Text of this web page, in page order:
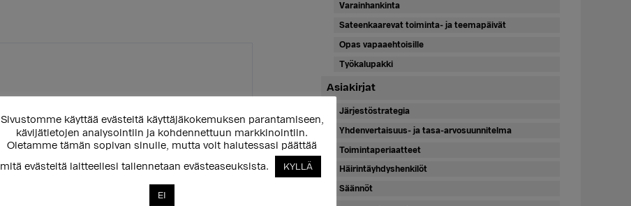
Varainhankinta
Sateenkaarevat toiminta- ja teemapäivät
Opas vapaaehtoisille
Työkalupakki
Asiakirjat
Järjestöstrategia
Yhdenvertaisuus- ja tasa-arvosuunnitelma
Toimintaperiaatteet
Häirintäyhdyshenkilöt
Säännöt
Sivustomme käyttää evästeitä käyttäjäkokemuksen parantamiseen,
kävijätietojen analysointiin ja kohdennettuun markkinointiin.
Oletamme tämän sopivan sinulle, mutta voit halutessasi päättää
mitä evästeitä laitteellesi tallennetaan evästeaseuksista.
KYLLÄ
EI